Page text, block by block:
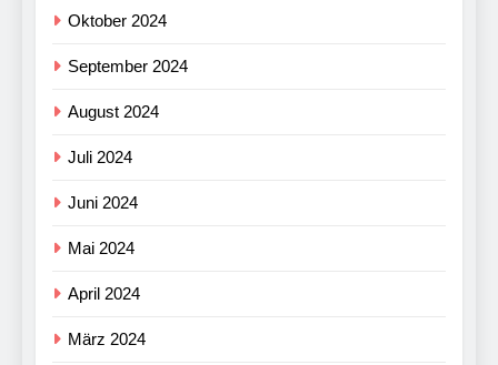
Oktober 2024
September 2024
August 2024
Juli 2024
Juni 2024
Mai 2024
April 2024
März 2024